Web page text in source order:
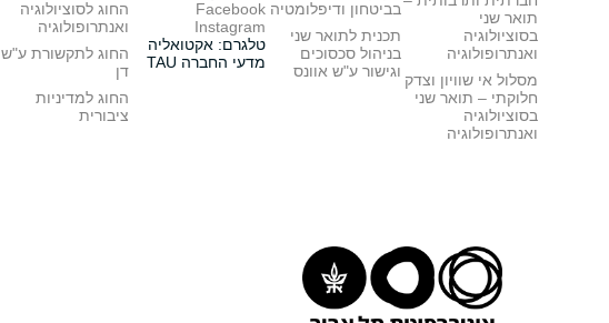
תואר שני
בסוציולוגיה
ואנתרופולוגיה
מסלול אי שוויון וצדק
חלוקתי – תואר שני
בסוציולוגיה
ואנתרופולוגיה
בביטחון ודיפלומטיה
תכנית לתואר שני
בניהול סכסוכים
וגישור ע"ש אוונס
Facebook
Instagram
טלגרם: אקטואליה
מדעי החברה TAU
החוג לסוציולוגיה
ואנתרופולוגיה
החוג לתקשורת ע"ש
דן
החוג למדיניות
ציבורית